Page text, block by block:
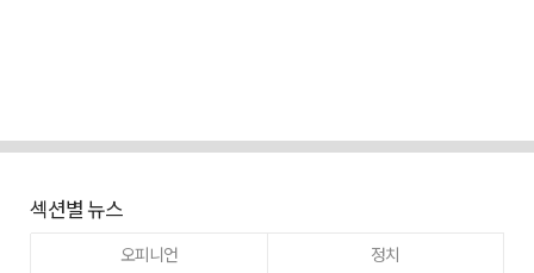
섹션별 뉴스
오피니언
정치